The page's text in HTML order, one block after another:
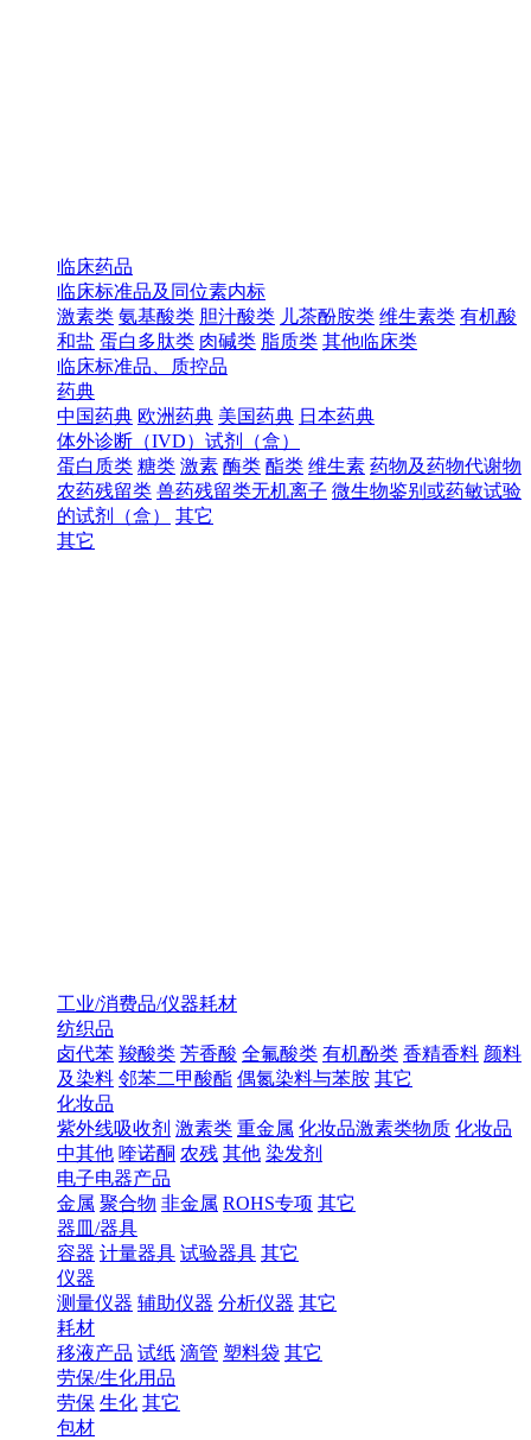
临床药品
临床标准品及同位素内标
激素类 氨基酸类 胆汁酸类 儿茶酚胺类 维生素类 有机酸
和盐 蛋白多肽类 肉碱类 脂质类 其他临床类
临床标准品、质控品
药典
中国药典 欧洲药典 美国药典 日本药典
体外诊断（IVD）试剂（盒）
蛋白质类 糖类 激素 酶类 酯类 维生素 药物及药物代谢物
农药残留类 兽药残留类无机离子 微生物鉴别或药敏试验
的试剂（盒）
其它
其它
工业/消费品/仪器耗材
纺织品
卤代苯 羧酸类 芳香酸 全氟酸类 有机酚类 香精香料 颜料
及染料 邻苯二甲酸酯 偶氮染料与苯胺 其它
化妆品
紫外线吸收剂 激素类 重金属 化妆品激素类物质 化妆品
中其他 喹诺酮 农残 其他 染发剂
电子电器产品
金属 聚合物 非金属 ROHS专项 其它
器皿/器具
容器 计量器具 试验器具 其它
仪器
测量仪器 辅助仪器 分析仪器 其它
耗材
移液产品 试纸 滴管 塑料袋 其它
劳保/生化用品
劳保 生化 其它
包材